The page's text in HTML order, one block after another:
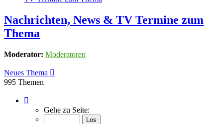
Nachrichten, News & TV Termine zum
Thema
Moderator: Moderatoren
Neues Thema
995 Themen
von
Gehe zu Seite: